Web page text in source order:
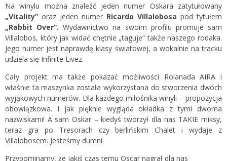
Na winylu można znaleźć jeden numer Oskara zatytułowany
„Vitality” oraz jeden numer Ricardo Villalobosa pod tytułem
„Rabbit Over”. Wydawnictwo na swoim profilu promuje sam
Villalobos, który jak widać chętnie „taguje” także naszego rodaka.
Jego numer jest naprawdę klasy światowej, a wokalnie na tracku
udziela się Infinite Livez.
Cały projekt ma także pokazać możliwości Rolanada AIRA i
właśnie ta maszynka została wykorzystana do stworzenia dwóch
wyjąkowych numerów. Dla każdego miłośnika winyli – propozycja
obowiązkowa. I jak pięknie wygląda okładka z tymi dwoma
nazwiskami! A sam Oskar – kiedyś tworzył dla nas TAKIE miksy,
teraz gra po Tresorach czy berlińskim Chalet i wydaje z
Villalobosem. Jesteśmy dumni.
Przypominamy, że jakiś czas temu Oscar nagrał dla nas